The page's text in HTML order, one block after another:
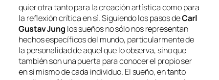
quier otra tan­to pa­ra la crea­ción ar­tís­ti­ca co­mo pa­ra
la re­fle­xión crí­ti­ca en sí. Siguiendo los pa­sos deCarl
Gustav Jung los sue­ños no só­lo nos re­pre­sen­tan
he­chos es­pe­cí­fi­cos del mun­do, par­ti­cu­lar­men­te de
la per­so­na­li­dad de aquel que lo ob­ser­va, sino que
tam­bién son una puer­ta pa­ra co­no­cer el pro­pio ser
en sí mis­mo de ca­da in­di­vi­duo. El sue­ño, en tan­to